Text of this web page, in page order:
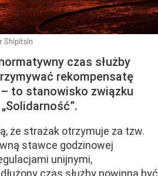
Shipitsin
czas służby
rekompensatę
to stanowisko związku
że strażak otrzymuje za tzw.
stawce godzinowej
unijnymi,
czas służby powinna być